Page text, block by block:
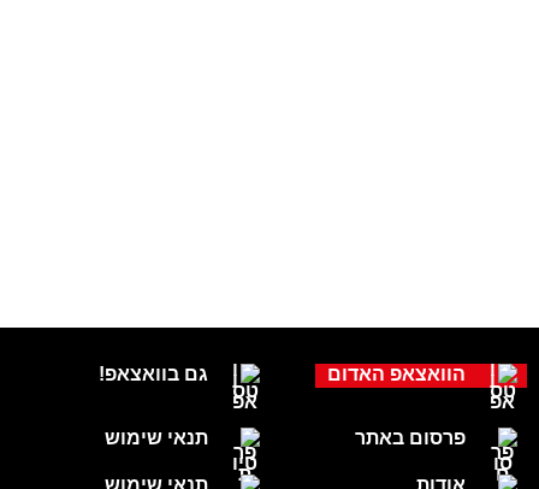
גם בוואצאפ!
תנאי שימוש
תנאי שימוש
הוואצאפ האדום
פרסום באתר
אודות